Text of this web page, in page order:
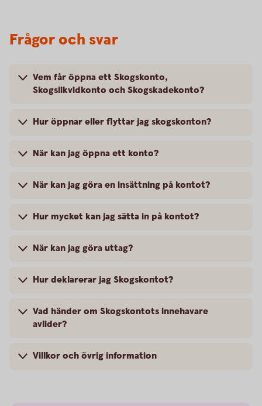
Frågor och svar
Vem får öppna ett Skogskonto,
Skogslikvidkonto och Skogskadekonto?
Hur öppnar eller flyttar jag skogskonton?
När kan jag öppna ett konto?
När kan jag göra en insättning på kontot?
Hur mycket kan jag sätta in på kontot?
När kan jag göra uttag?
Hur deklarerar jag Skogskontot?
Vad händer om Skogskontots innehavare
avlider?
Villkor och övrig information